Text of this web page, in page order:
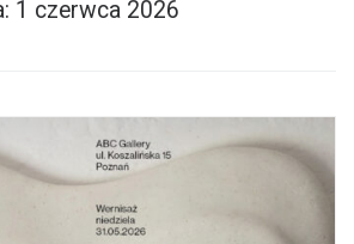
1 czerwca 2026